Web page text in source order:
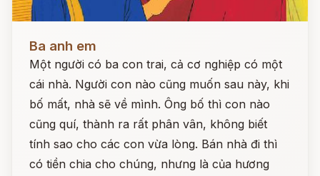
Ba anh em
Một người có ba con trai, cả cơ nghiệp có một
cái nhà. Người con nào cũng muốn sau này, khi
bố mất, nhà sẽ về mình. Ông bố thì con nào
cũng quí, thành ra rất phân vân, không biết
tính sao cho các con vừa lòng. Bán nhà đi thì
có tiền chia cho chúng, nhưng là của hương